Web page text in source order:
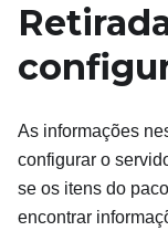
As informações
configurar o
se os itens do
encontrar